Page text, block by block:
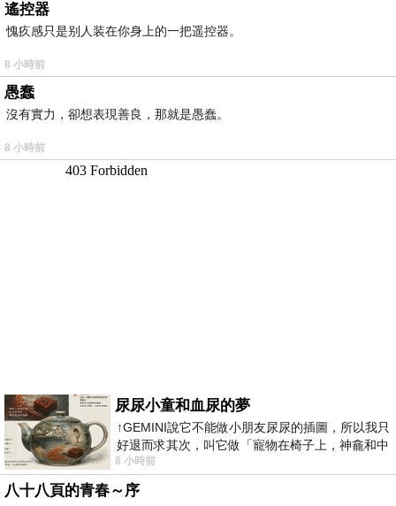
遙控器
愧疚感只是别人装在你身上的一把遥控器。
8 小時前
愚蠢
沒有實力，卻想表現善良，那就是愚蠢。
8 小時前
尿尿小童和血尿的夢
↑GEMINI說它不能做小朋友尿尿的插圖，所以我只
好退而求其次，叫它做「寵物在椅子上，神龕和中
年人臉孔」的畫了。 六月底
8 小時前
八十八頁的青春～序